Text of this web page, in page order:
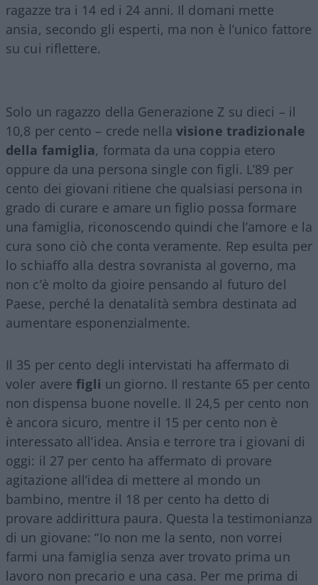
ragazze tra i 14 ed i 24 anni. Il domani mette
ansia, secondo gli esperti, ma non è l’unico fattore
su cui riflettere.
Solo un ragazzo della Generazione Z su dieci – il
10,8 per cento – crede nella visione tradizionale
della famiglia, formata da una coppia etero
oppure da una persona single con figli. L’89 per
cento dei giovani ritiene che qualsiasi persona in
grado di curare e amare un figlio possa formare
una famiglia, riconoscendo quindi che l’amore e la
cura sono ciò che conta veramente. Rep esulta per
lo schiaffo alla destra sovranista al governo, ma
non c’è molto da gioire pensando al futuro del
Paese, perché la denatalità sembra destinata ad
aumentare esponenzialmente.
Il 35 per cento degli intervistati ha affermato di
voler averefigli un giorno. Il restante 65 per cento
non dispensa buone novelle. Il 24,5 per cento non
è ancora sicuro, mentre il 15 per cento non è
interessato all’idea. Ansia e terrore tra i giovani di
oggi: il 27 per cento ha affermato di provare
agitazione all’idea di mettere al mondo un
bambino, mentre il 18 per cento ha detto di
provare addirittura paura. Questa la testimonianza
di un giovane: “Io non me la sento, non vorrei
farmi una famiglia senza aver trovato prima un
lavoro non precario e una casa. Per me prima di